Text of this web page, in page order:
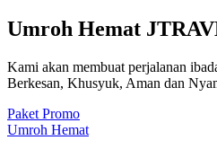
Umroh Hemat
Kami akan membuat perjalanan
Berkesan, Khusyuk, Aman dan
Paket Promo
Umroh Hemat